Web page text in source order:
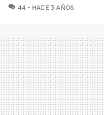
44 COMENTARIOS
HACE 3 AÑOS